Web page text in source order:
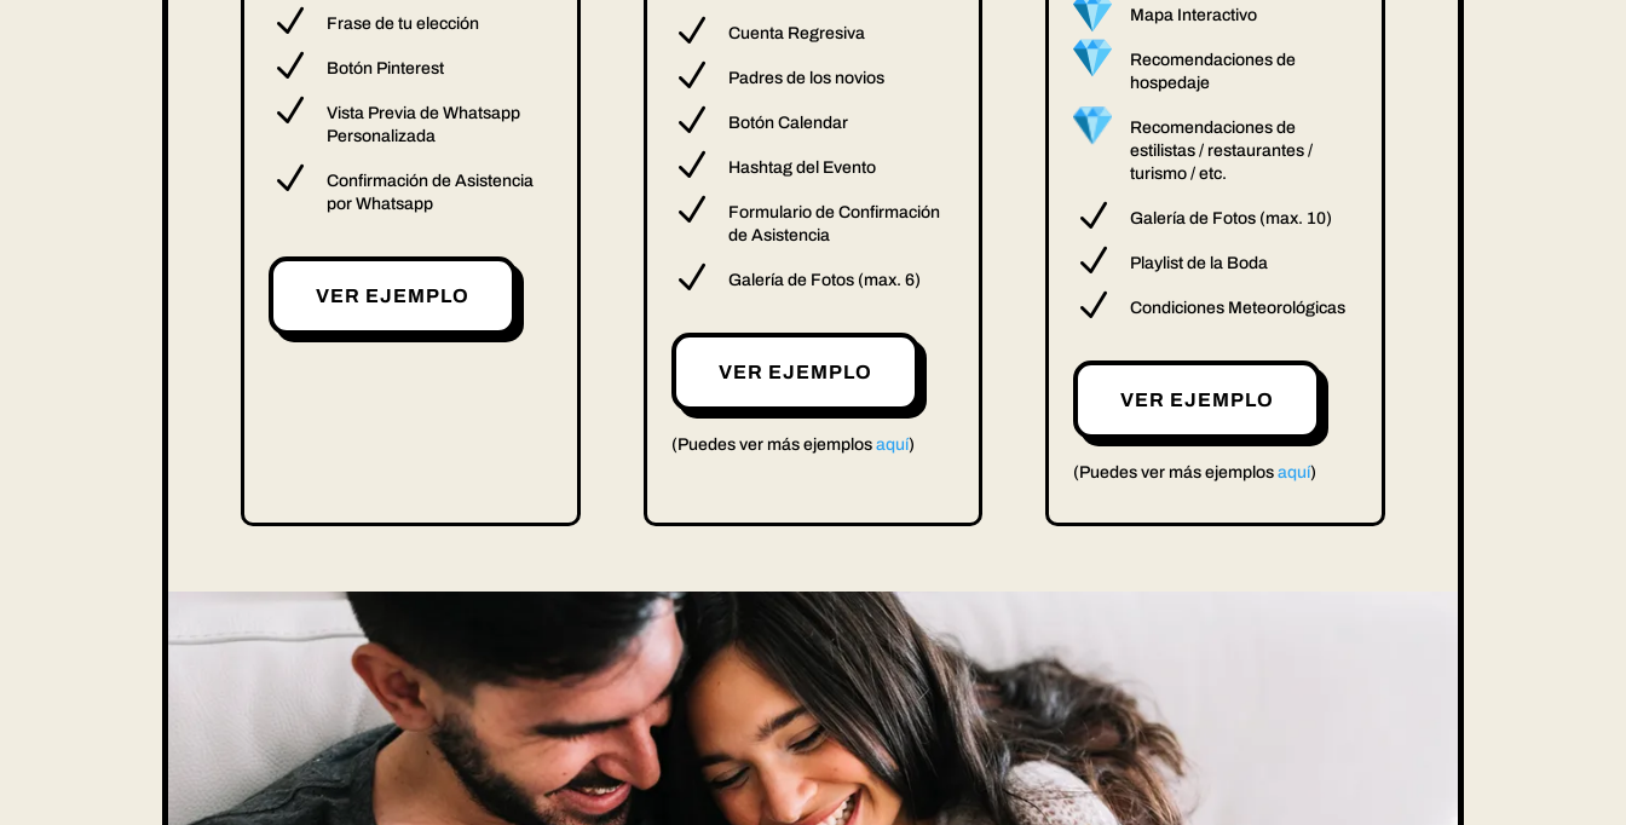
N Frase de tu elección
N Botón Pinterest
N
Vista Previa de Whatsapp
Personalizada
N
Confirmación de Asistencia
por Whatsapp
VER EJEMPLO
N Cuenta Regresiva
N Padres de los novios
N Botón Calendar
N Hashtag del Evento
N
Formulario de Confirmación
de Asistencia
N Galería de Fotos (max. 6)
VER EJEMPLO
(Puedes ver más ejemplos aquí)
Mapa Interactivo
Recomendaciones de
hospedaje
Recomendaciones de
estilistas / restaurantes /
turismo / etc.
N Galería de Fotos (max. 10)
N Playlist de la Boda
N Condiciones Meteorológicas
VER EJEMPLO
(Puedes ver más ejemplosaquí)